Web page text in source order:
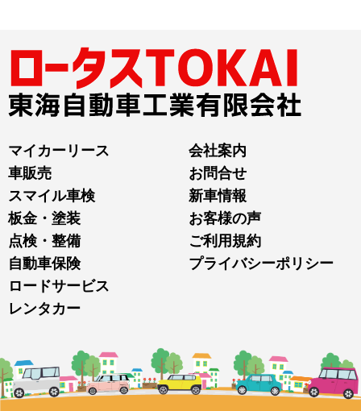
マイカーリース
車販売
スマイル車検
板金・塗装
点検・整備
自動車保険
ロードサービス
レンタカー
会社案内
お問合せ
新車情報
お客様の声
ご利用規約
プライバシーポリシー